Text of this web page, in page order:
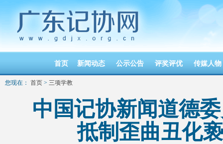
首页 新闻动态 公示公告 评奖评优 传媒人物
您现在： 首页 > 三项学教
中国记协新闻道德
抵制歪曲丑化